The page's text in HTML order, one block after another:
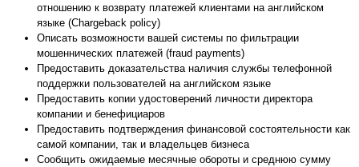
отношению к возврату платежей клиентами на английском
языке (Chargeback policy)
Описать возможности вашей системы по фильтрации
мошеннических платежей (fraud payments)
Предоставить доказательства наличия службы телефонной
поддержки пользователей на английском языке
Предоставить копии удостоверений личности директора
компании и бенефициаров
Предоставить подтверждения финансовой состоятельности как
самой компании, так и владельцев бизнеса
Сообщить ожидаемые месячные обороты и среднюю сумму